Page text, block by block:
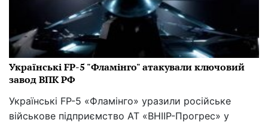
Українські FP-5 "Фламінго" атакували ключовий
завод ВПК РФ
Українські FP-5 «Фламінго» уразили російське
військове підприємство АТ «ВНІІР-Прогрес» у